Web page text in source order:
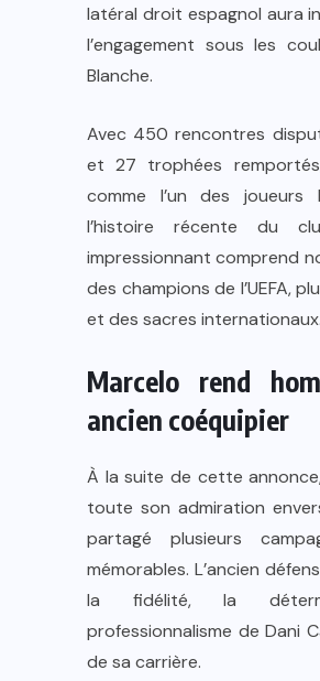
latéral droit espagnol aura
l’engagement sous les
Blanche.
Avec 450 rencontres
et 27 trophées remportés,
comme l’un des
l’histoire récente du
impressionnant comprend
des champions de l’UEFA,
et des sacres internationaux.
Marcelo rend
ancien coéquipier
À la suite de cette
toute son admiration
partagé plusieurs
mémorables. L’ancien
la fidélité, la
professionnalisme de Dani
de sa carrière.